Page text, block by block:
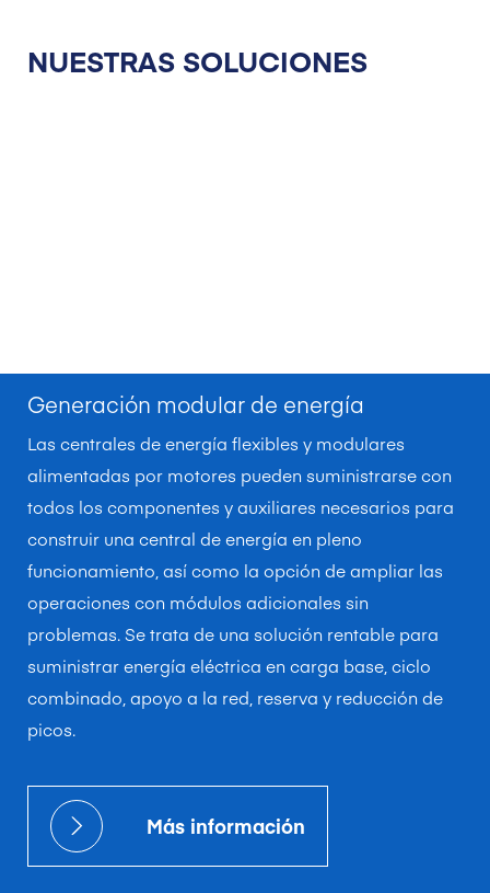
NUESTRAS SOLUCIONES
Generación modular de energía
Las centrales de energía flexibles y modulares
alimentadas por motores pueden suministrarse con
todos los componentes y auxiliares necesarios para
construir una central de energía en pleno
funcionamiento, así como la opción de ampliar las
operaciones con módulos adicionales sin
problemas. Se trata de una solución rentable para
suministrar energía eléctrica en carga base, ciclo
combinado, apoyo a la red, reserva y reducción de
picos.
Más información